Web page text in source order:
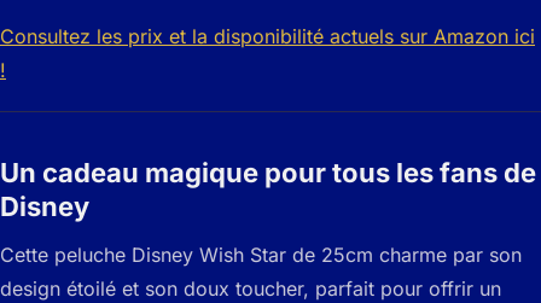
Consultez les prix et la disponibilité actuels sur Amazon ici
!
Un cadeau magique pour tous les fans de
Disney
Cette peluche Disney Wish Star de 25cm charme par son
design étoilé et son doux toucher, parfait pour offrir un